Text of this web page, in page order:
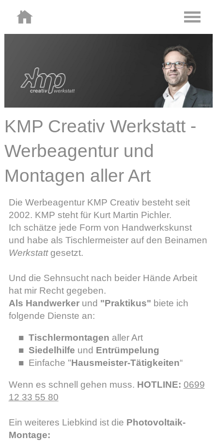
KMP Creativ Werkstatt -
Werbeagentur und
Montagen aller Art
Die Werbeagentur KMP Creativ besteht seit
2002. KMP steht für Kurt Martin Pichler.
Ich schätze jede Form von Handwerkskunst
und habe als Tischlermeister auf den Beinamen
Werkstattgesetzt.
Und die Sehnsucht nach beider Hände Arbeit
hat mir Recht gegeben.
Als Handwerkerund "Praktikus" biete ich
folgende Dienste an:
Tischlermontagen aller Art
Siedelhilfe und Entrümpelung
Einfache "Hausmeister-Tätigkeiten“
Wenn es schnell gehen muss. HOTLINE: 0699
12 33 55 80
Ein weiteres Liebkind ist die Photovoltaik-
Montage: